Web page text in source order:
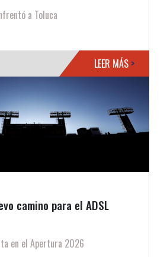
a Toluca
LEER MÁS >
camino para el ADSL
en el Apertura 2026